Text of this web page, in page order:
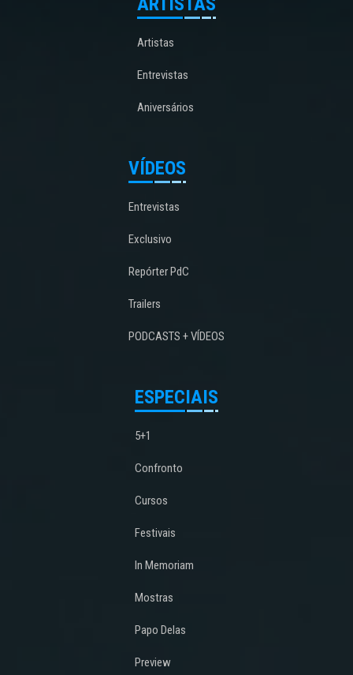
Artistas
Entrevistas
Aniversários
VÍDEOS
Entrevistas
Exclusivo
Repórter PdC
Trailers
PODCASTS + VÍDEOS
ESPECIAIS
5+1
Confronto
Cursos
Festivais
In Memoriam
Mostras
Papo Delas
Preview